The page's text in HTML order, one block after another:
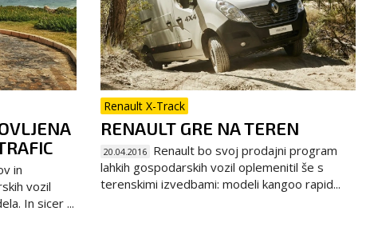
in
vozil
In sicer ...
Renault X-Track
RENAULT GRE NA TEREN
20.04.2016 Renault bo svoj prodajni program
lahkih gospodarskih vozil oplemenitil še s
terenskimi izvedbami: modeli kangoo rapid...